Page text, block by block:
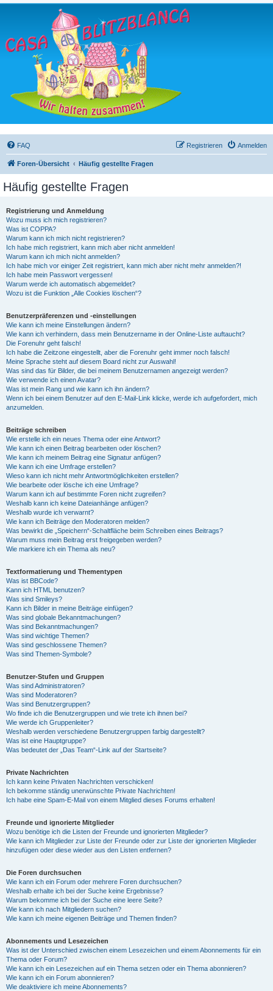
FAQ Anmelden
Registrieren
Foren-Übersicht Häufig gestellte Fragen
Häufig gestellte Fragen
Registrierung und Anmeldung
Wozu muss ich mich registrieren?
Was ist COPPA?
Warum kann ich mich nicht registrieren?
Ich habe mich registriert, kann mich aber nicht anmelden!
Warum kann ich mich nicht anmelden?
Ich habe mich vor einiger Zeit registriert, kann mich aber nicht mehr anmelden?!
Ich habe mein Passwort vergessen!
Warum werde ich automatisch abgemeldet?
Wozu ist die Funktion „Alle Cookies löschen“?
Benutzerpräferenzen und -einstellungen
Wie kann ich meine Einstellungen ändern?
Wie kann ich verhindern, dass mein Benutzername in der Online-Liste auftaucht?
Die Forenuhr geht falsch!
Ich habe die Zeitzone eingestellt, aber die Forenuhr geht immer noch falsch!
Meine Sprache steht auf diesem Board nicht zur Auswahl!
Was sind das für Bilder, die bei meinem Benutzernamen angezeigt werden?
Wie verwende ich einen Avatar?
Was ist mein Rang und wie kann ich ihn ändern?
Wenn ich bei einem Benutzer auf den E-Mail-Link klicke, werde ich aufgefordert, mich
anzumelden.
Beiträge schreiben
Wie erstelle ich ein neues Thema oder eine Antwort?
Wie kann ich einen Beitrag bearbeiten oder löschen?
Wie kann ich meinem Beitrag eine Signatur anfügen?
Wie kann ich eine Umfrage erstellen?
Wieso kann ich nicht mehr Antwortmöglichkeiten erstellen?
Wie bearbeite oder lösche ich eine Umfrage?
Warum kann ich auf bestimmte Foren nicht zugreifen?
Weshalb kann ich keine Dateianhänge anfügen?
Weshalb wurde ich verwarnt?
Wie kann ich Beiträge den Moderatoren melden?
Was bewirkt die „Speichern“-Schaltfläche beim Schreiben eines Beitrags?
Warum muss mein Beitrag erst freigegeben werden?
Wie markiere ich ein Thema als neu?
Textformatierung und Thementypen
Was ist BBCode?
Kann ich HTML benutzen?
Was sind Smileys?
Kann ich Bilder in meine Beiträge einfügen?
Was sind globale Bekanntmachungen?
Was sind Bekanntmachungen?
Was sind wichtige Themen?
Was sind geschlossene Themen?
Was sind Themen-Symbole?
Benutzer-Stufen und Gruppen
Was sind Administratoren?
Was sind Moderatoren?
Was sind Benutzergruppen?
Wo finde ich die Benutzergruppen und wie trete ich ihnen bei?
Wie werde ich Gruppenleiter?
Weshalb werden verschiedene Benutzergruppen farbig dargestellt?
Was ist eine Hauptgruppe?
Was bedeutet der „Das Team“-Link auf der Startseite?
Private Nachrichten
Ich kann keine Privaten Nachrichten verschicken!
Ich bekomme ständig unerwünschte Private Nachrichten!
Ich habe eine Spam-E-Mail von einem Mitglied dieses Forums erhalten!
Freunde und ignorierte Mitglieder
Wozu benötige ich die Listen der Freunde und ignorierten Mitglieder?
Wie kann ich Mitglieder zur Liste der Freunde oder zur Liste der ignorierten Mitglieder
hinzufügen oder diese wieder aus den Listen entfernen?
Die Foren durchsuchen
Wie kann ich ein Forum oder mehrere Foren durchsuchen?
Weshalb erhalte ich bei der Suche keine Ergebnisse?
Warum bekomme ich bei der Suche eine leere Seite?
Wie kann ich nach Mitgliedern suchen?
Wie kann ich meine eigenen Beiträge und Themen finden?
Abonnements und Lesezeichen
Was ist der Unterschied zwischen einem Lesezeichen und einem Abonnements für ein
Thema oder Forum?
Wie kann ich ein Lesezeichen auf ein Thema setzen oder ein Thema abonnieren?
Wie kann ich ein Forum abonnieren?
Wie deaktiviere ich meine Abonnements?